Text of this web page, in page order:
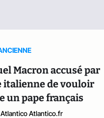
Macron accusé par
italienne de vouloir
un pape français
Atlantico Atlantico.fr